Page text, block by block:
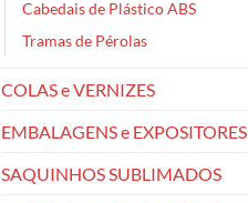
Cabedais de Plástico ABS
Tramas de Pérolas
COLAS e VERNIZES
EMBALAGENS e EXPOSITORES
SAQUINHOS SUBLIMADOS